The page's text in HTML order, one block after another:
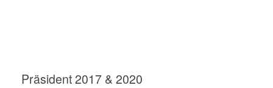
Präsident 2017 & 2020